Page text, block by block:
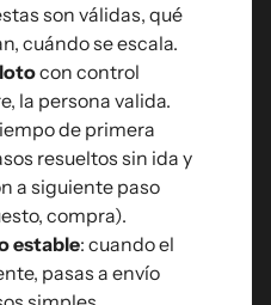
son válidas, qué
cuándo se escala.
con control
la persona valida.
de primera
resueltos sin ida y
a siguiente paso
compra).
estable: cuando el
pasas a envío